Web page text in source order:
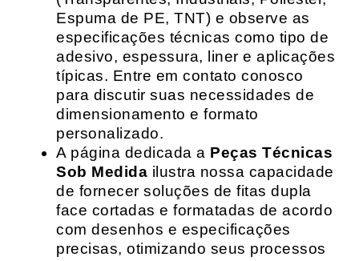
Espuma de PE, TNT) e observe as
especificações técnicas como tipo de
adesivo, espessura, liner e aplicações
típicas. Entre em contato conosco
para discutir suas necessidades de
dimensionamento e formato
personalizado.
A página dedicada a Peças Técnicas
Sob Medida ilustra nossa capacidade
de fornecer soluções de fitas dupla
face cortadas e formatadas de acordo
com desenhos e especificações
precisas, otimizando seus processos